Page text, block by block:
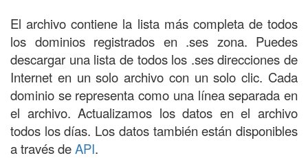
El archivo contiene la lista más completa de todos
los dominios registrados en .ses zona. Puedes
descargar una lista de todos los .ses direcciones de
Internet en un solo archivo con un solo clic. Cada
dominio se representa como una línea separada en
el archivo. Actualizamos los datos en el archivo
todos los días. Los datos también están disponibles
a través deAPI.